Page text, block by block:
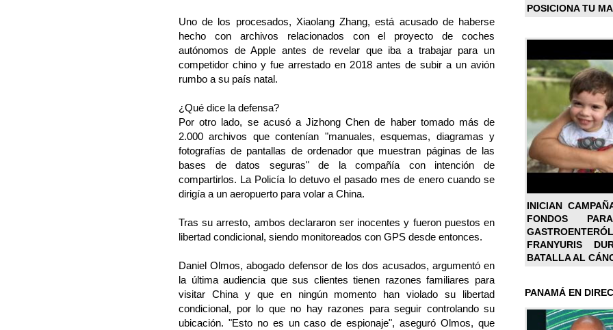
Uno de los procesados, Xiaolang Zhang, está acusado de haberse
hecho con archivos relacionados con el proyecto de coches
autónomos de Apple antes de revelar que iba a trabajar para un
competidor chino y fue arrestado en 2018 antes de subir a un avión
rumbo a su país natal.
¿Qué dice la defensa?
Por otro lado, se acusó a Jizhong Chen de haber tomado más de
2.000 archivos que contenían "manuales, esquemas, diagramas y
fotografías de pantallas de ordenador que muestran páginas de las
bases de datos seguras" de la compañía con intención de
compartirlos. La Policía lo detuvo el pasado mes de enero cuando se
dirigía a un aeropuerto para volar a China.
Tras su arresto, ambos declararon ser inocentes y fueron puestos en
libertad condicional, siendo monitoreados con GPS desde entonces.
Daniel Olmos, abogado defensor de los dos acusados, argumentó en
la última audiencia que sus clientes tienen razones familiares para
visitar China y que en ningún momento han violado su libertad
condicional, por lo que no hay razones para seguir controlando su
ubicación. "Esto no es un caso de espionaje", aseguró Olmos, que
POSICIONA TU
INICIAN
FONDOS
FRANYURIS
BATALLA AL
PANAMÁ EN